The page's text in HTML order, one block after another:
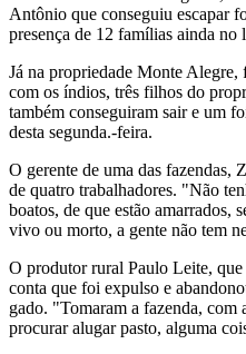
Antônio que conseguiu escapar
presença de 12 famílias ainda no
Já na propriedade Monte Alegre,
com os índios, três filhos do
também conseguiram sair e um
desta segunda.-feira.
O gerente de uma das fazendas,
de quatro trabalhadores. "Não
boatos, de que estão amarrados,
vivo ou morto, a gente não tem
O produtor rural Paulo Leite, que
conta que foi expulso e
gado. "Tomaram a fazenda, com
procurar alugar pasto, alguma